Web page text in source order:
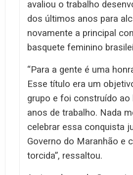
avaliou o trabalho
dos últimos anos para
novamente a principal
basquete feminino
“Para a gente é uma
Esse título era um
grupo e foi construído ao
anos de trabalho. Nada
celebrar essa conquista
Governo do Maranhão e
torcida”, ressaltou.